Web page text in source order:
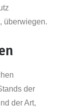
überwiegen.
der
der Art,